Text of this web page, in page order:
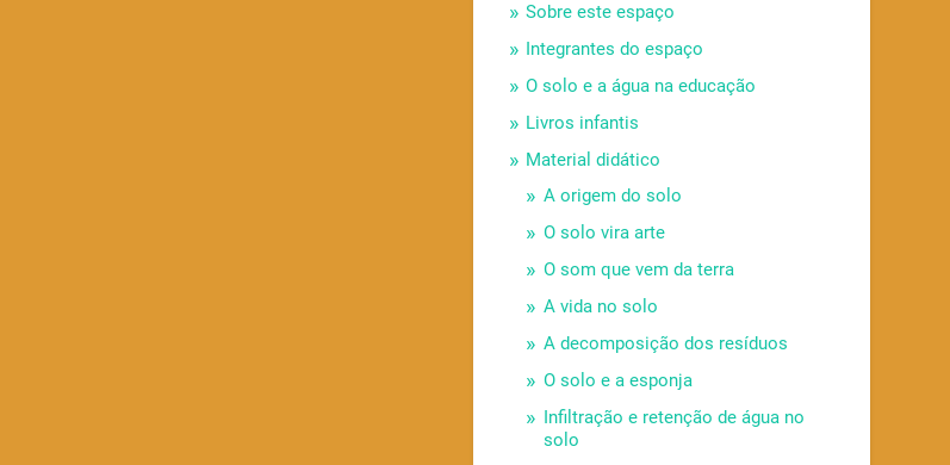
Sobre este espaço
Integrantes do espaço
O solo e a água na educação
Livros infantis
Material didático
A origem do solo
O solo vira arte
O som que vem da terra
A vida no solo
A decomposição dos resíduos
O solo e a esponja
Infiltração e retenção de água no
solo